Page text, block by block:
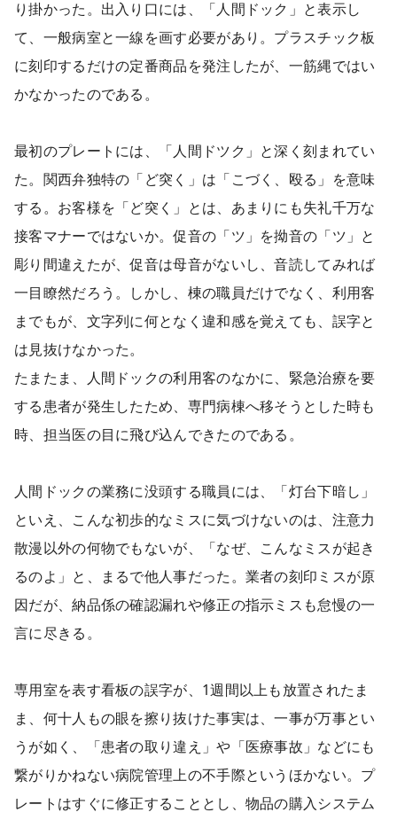
り掛かった。出入り口には、「人間ドック」と表示し
て、一般病室と一線を画す必要があり。プラスチック板
に刻印するだけの定番商品を発注したが、一筋縄ではい
かなかったのである。
最初のプレートには、「人間ドツク」と深く刻まれてい
た。関西弁独特の「ど突く」は「こづく、殴る」を意味
する。お客様を「ど突く」とは、あまりにも失礼千万な
接客マナーではないか。促音の「ツ」を拗音の「ツ」と
彫り間違えたが、促音は母音がないし、音読してみれば
一目瞭然だろう。しかし、棟の職員だけでなく、利用客
までもが、文字列に何となく違和感を覚えても、誤字と
は見抜けなかった。
たまたま、人間ドックの利用客のなかに、緊急治療を要
する患者が発生したため、専門病棟へ移そうとした時も
時、担当医の目に飛び込んできたのである。
人間ドックの業務に没頭する職員には、「灯台下暗し」
といえ、こんな初歩的なミスに気づけないのは、注意力
散漫以外の何物でもないが、「なぜ、こんなミスが起き
るのよ」と、まるで他人事だった。業者の刻印ミスが原
因だが、納品係の確認漏れや修正の指示ミスも怠慢の一
言に尽きる。
専用室を表す看板の誤字が、1週間以上も放置されたま
ま、何十人もの眼を擦り抜けた事実は、一事が万事とい
うが如く、「患者の取り違え」や「医療事故」などにも
繋がりかねない病院管理上の不手際というほかない。プ
レートはすぐに修正することとし、物品の購入システム